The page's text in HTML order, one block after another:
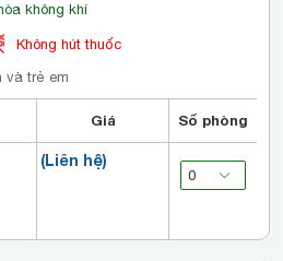
không khí
Không hút thuốc
và trẻ em
Giá Số phòng
(Liên hệ)